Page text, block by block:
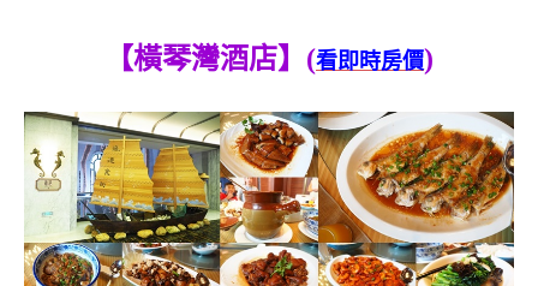
【橫琴灣酒店】(看即時房價)